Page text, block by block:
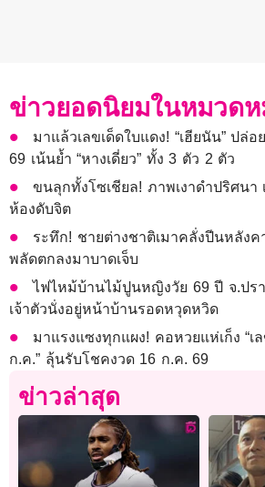
ข่าวยอดนิยมในหมวด
มาแล้วเลขเด็ดใบแดง! “เฮียนัน” ปล่
69 เน้นย้ำ “หางเดี่ยว” ทั้ง 3 ตัว 2 ตัว
ขนลุกทั้งโซเชียล! ภาพเงาดำปริศนา
ห้องดับจิต
ระทึก! ชายต่างชาติเมาคลั่งปีนหลัง
พลัดตกลงมาบาดเจ็บ
ไฟไหม้บ้านไม้ปูนหญิงวัย 69 ปี จ.ปร
เจ้าตัวนั่งอยู่หน้าบ้านรอดหวุดหวิด
มาแรงแซงทุกแผง! คอหวยแห่เก็ง “เ
ก.ค.” ลุ้นรับโชคงวด 16 ก.ค. 69
ข่าวล่าสุด